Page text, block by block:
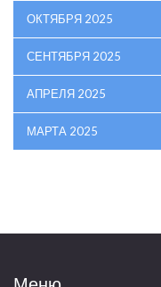
ОКТЯБРЯ 2025
СЕНТЯБРЯ 2025
АПРЕЛЯ 2025
МАРТА 2025